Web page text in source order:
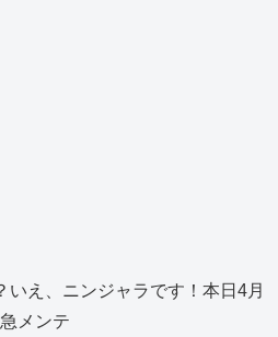
いえ、ニンジャラです！本日4月
メンテ